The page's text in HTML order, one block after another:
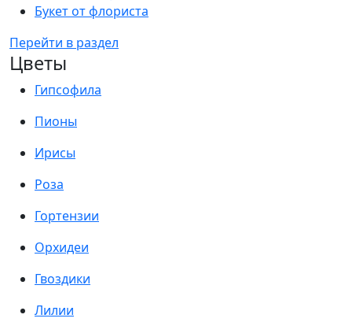
Букет от флориста
Перейти в раздел
Цветы
Гипсофила
Пионы
Ирисы
Роза
Гортензии
Орхидеи
Гвоздики
Лилии